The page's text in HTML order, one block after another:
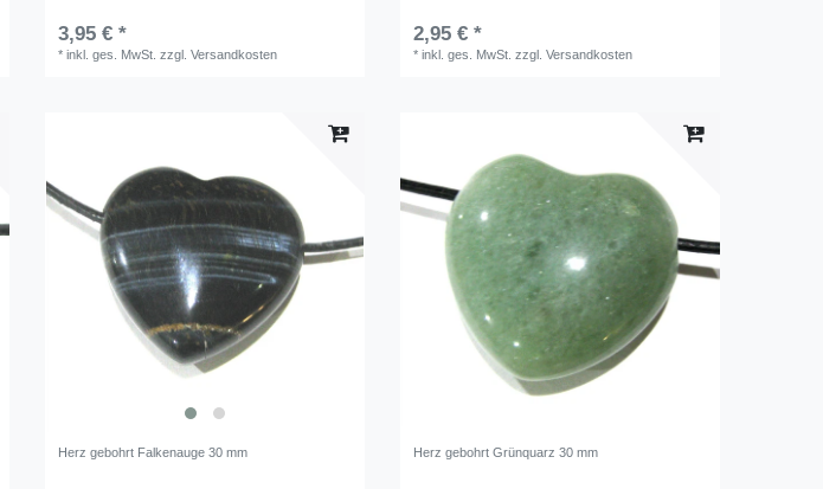
3,95 € *
*inkl. ges. MwSt. zzgl.Versandkosten
2,95 € *
*inkl. ges. MwSt. zzgl.Versandkosten
Herz gebohrt Falkenauge 30 mm Herz gebohrt Grünquarz 30 mm